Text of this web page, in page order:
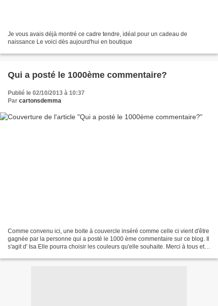
Je vous avais déjà montré ce cadre tendre, idéal pour un cadeau de
naissance Le voici dès aujourd'hui en boutique
Qui a posté le 1000ème commentaire?
Publié le 02/10/2013 à 10:37
Par cartonsdemma
Comme convenu ici, une boite à couvercle inséré comme celle ci vient d'être
gagnée par la personne qui a posté le 1000 ème commentaire sur ce blog. Il
s'agit d' Isa Elle pourra choisir les couleurs qu'elle souhaite. Merci à tous et